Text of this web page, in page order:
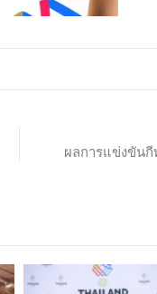
ผลการแข่งขันกี